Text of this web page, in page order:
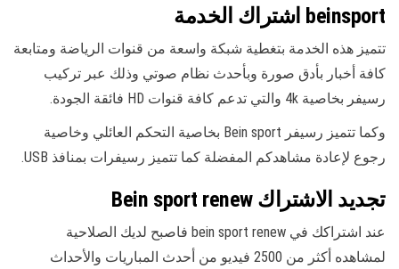
beinsport اشتراك الخدمة
تتميز هذه الخدمة بتغطية شبكة واسعة من قنوات الرياضة ومتابعة
كافة أخبار بأدق صورة وبأحدث نظام صوتي وذلك عبر تركيب
رسيفر بخاصية 4k والتي تدعم كافة قنوات HD فائقة الجودة.
وكما تتميز رسيفر Bein sport بخاصية التحكم العائلي وخاصية
رجوع لإعادة مشاهدكم المفضلة كما تتميز رسيفرات بمنافذ USB.
تجديد الاشتراك Bein sport renew
عند اشتراكك في bein sport renew فاصبح لديك الصلاحية
لمشاهده أكثر من 2500 فيديو من أحدث المباريات والأحداث